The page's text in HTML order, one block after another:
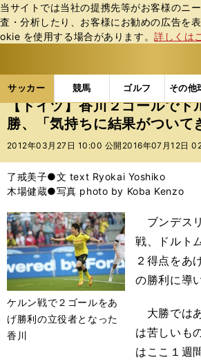
当サイトでは当社の提携先等がお客様のニ
査・分析したり、お客様にお勧めの広告を
okie を使⽤する場合があります。詳しくは
サッカー 競馬 ゴルフ その他
ス
ポ
ル
バ
サッカーの記事一覧 海外サッ
【ドイツ】香川２ゴールでド
勝、「気持ちに結果がついて
2012年03月27日 10:00 公開 2016年07月12日
了戒美子●文 text Ryokai Yoshiko
木場健蔵●写真 photo by Koba Kenzo
ケルン戦で２ゴールをあ
げ勝利の立役者となった
香川
ブンデス
戦、ドルト
２得点をあ
の勝利に導
大勝では
は苦しいも
はここ１週